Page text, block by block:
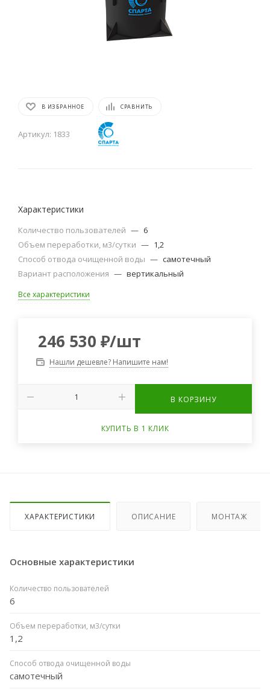
В ИЗБРАННОЕ СРАВНИТЬ
Артикул: 1833
Характеристики
Количество пользователей — 6
Объем переработки, м3/сутки — 1,2
Способ отвода очищенной воды — самотечный
Вариант расположения — вертикальный
Все характеристики
246 530 ₽/шт
Нашли дешевле? Напишите нам!
В КОРЗИНУ
КУПИТЬ В 1 КЛИК
ХАРАКТЕРИСТИКИ ОПИСАНИЕ МОНТАЖ
Основные характеристики
Количество пользователей
6
Объем переработки, м3/сутки
1,2
Способ отвода очищенной воды
самотечный